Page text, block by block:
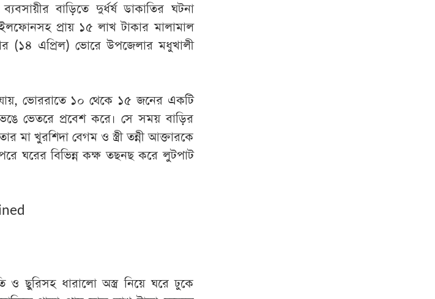
বাড়িতে দুর্ধর্ষ ডাকাতির ঘটনা
প্রায় ১৫ লাখ টাকার মালামাল
(১৪ এপ্রিল) ভোরে উপজেলার মধুখালী
যায়, ভোররাতে ১০ থেকে ১৫ জনের একটি
ভেতরে প্রবেশ করে। সে সময় বাড়ির
মা খুরশিদা বেগম ও স্ত্রী তন্নী আক্তারকে
ঘরের বিভিন্ন কক্ষ তছনছ করে লুটপাট
ও ছুরিসহ ধারালো অস্ত্র নিয়ে ঘরে ঢুকে